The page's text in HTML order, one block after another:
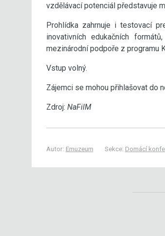
vzdělávací potenciál představuje
Prohlídka zahrnuje i testovací
inovativních edukačních
mezinárodní podpoře z programu
Vstup volný.
Zájemci se mohou přihlašovat do
Zdroj: NaFilM
Autor: Emuzeum Sekce: Domácí